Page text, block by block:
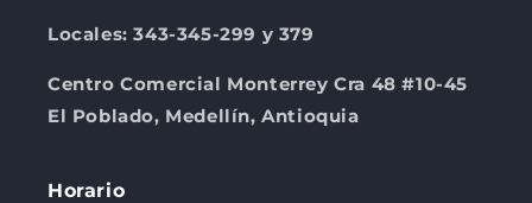
Locales: 343-345-299 y 379
Centro Comercial Monterrey Cra 48 #10-45
El Poblado, Medellín, Antioquia
Horario